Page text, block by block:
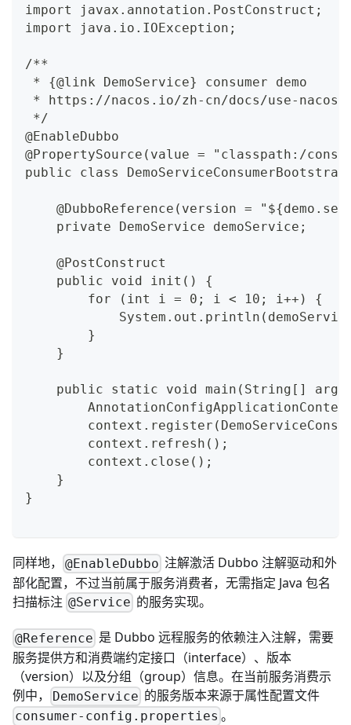
import javax.annotation.PostConstruct;
import java.io.IOException;
/**
* {@link DemoService} consumer demo
* https://nacos.io/zh-cn/docs/use-nacos-
*/
@EnableDubbo
@PropertySource(value = "classpath:/
public class
@DubboReference(version =
    private DemoService demoService;
    @PostConstruct
    public void init() {
        for (int i = 0; i < 10; i++) {
        }
    }
public static void main(String[]
        context.refresh();
        context.close();
    }
}
同样地， @EnableDubbo 注解激活 Dubbo 注解驱动和外
部化配置，不过当前属于服务消费者，无需指定 Java 包名
扫描标注 @Service 的服务实现。
@Reference 是 Dubbo 远程服务的依赖注入注解，需要
服务提供方和消费端约定接口（interface）、版本
（version）以及分组（group）信息。在当前服务消费示
例中，
DemoService 的服务版本来源于属性配置文件
consumer-config.properties 。